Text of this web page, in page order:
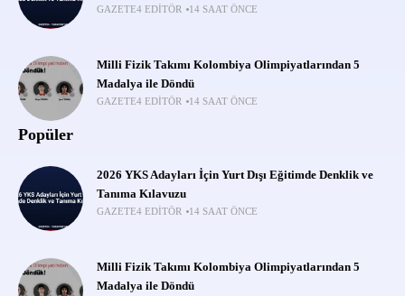
GAZETE4 EDITÖR 14 SAAT ÖNCE
Milli Fizik Takımı Kolombiya Olimpiyatlarından 5
Madalya ile Döndü
GAZETE4 EDITÖR 14 SAAT ÖNCE
Popüler
2026 YKS Adayları İçin Yurt Dışı Eğitimde Denklik ve
Tanıma Kılavuzu
GAZETE4 EDITÖR 14 SAAT ÖNCE
Milli Fizik Takımı Kolombiya Olimpiyatlarından 5
Madalya ile Döndü